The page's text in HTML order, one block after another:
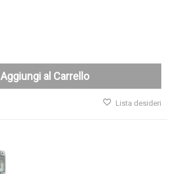
Aggiungi al Carrello
Lista desideri